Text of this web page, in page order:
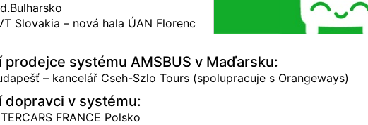
Slovakia – nová hala ÚAN Florenc
prodejce systému AMSBUS v Maďarsku:
– kancelář Cseh-Szlo Tours (spolupracuje s Orangeways)
dopravci v systému:
FRANCE Polsko